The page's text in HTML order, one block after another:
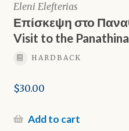
Eleni Elefterias
Επίσκεψη στο
Visit to the
HARDBACK
$30.00
Add to cart